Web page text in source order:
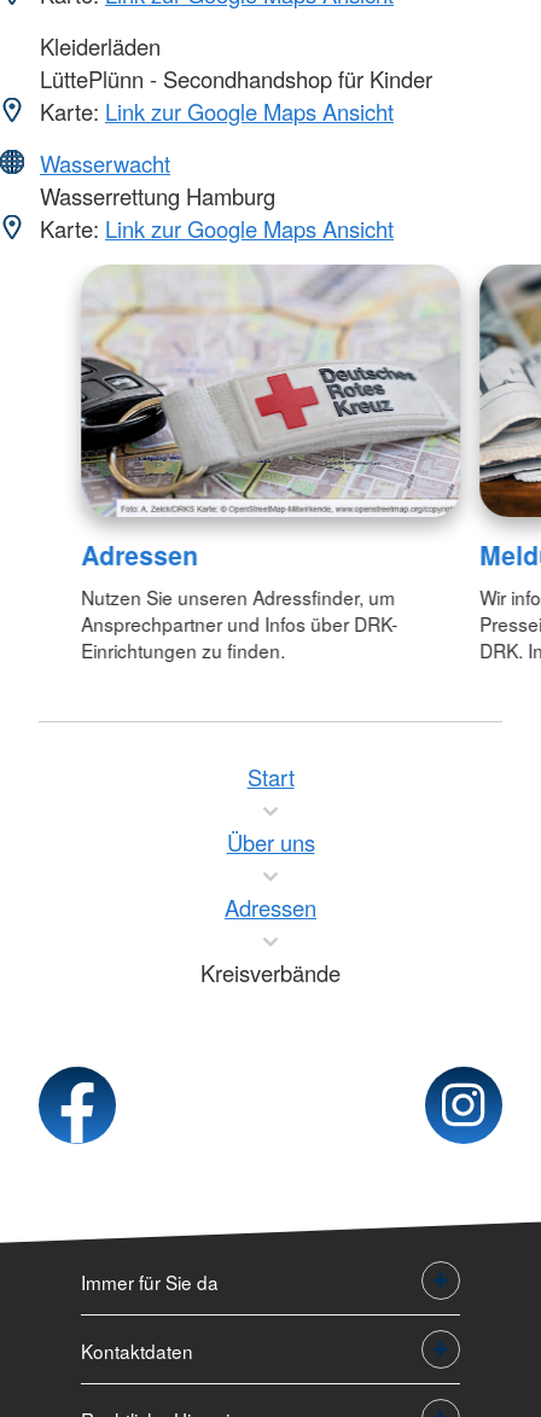
Kleiderläden
LüttePlünn - Secondhandshop für Kinder
Karte: Link zur Google Maps Ansicht
Wasserwacht
Wasserrettung Hamburg
Karte: Link zur Google Maps Ansicht
Adressen
Nutzen Sie unseren Adressfinder, um
Ansprechpartner und Infos über DRK-
Einrichtungen zu finden.
Wir
DRK.
Start
Über uns
Adressen
Kreisverbände
Immer für Sie da
Kontaktdaten